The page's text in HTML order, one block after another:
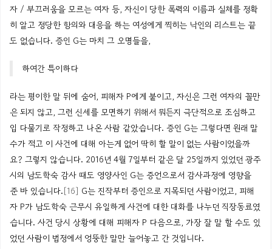
자 / 부끄러움을 모르는 여자 등, 자신이 당한 폭력의 이름과 실체를 정확
히 알고 정당한 항의와 대응을 하는 여성에게 찍히는 낙인의 리스트는 끝
도 없습니다. 증인 G는 마치 그 오명들을,
하여간 특이하다
라는 평이한 말 뒤에 숨어, 피해자 P에게 붙이고, 자신은 그런 여자의 꼴만
은 되지 않고, 그런 신세를 모면하기 위해서 뭐든지 극단적으로 조심하고
입 다물기로 작정하고 나온 사람 같았습니다. 증인 G는 그렇다면 원래 말
수가 적고 이 사건에 대해 아는게 없어 딱히 할 말이 없는 사람이었을까
요? 그렇지 않습니다. 2016년 4월 7일부터 같은 달 25일까지 있었던 광주
시의 남도학숙 감사 때도 영양사인 G는 증언으로서 감사과정에 영향을
준 바 있습니다.[16] G는 진작부터 증인으로 지목되던 사람이었고, 피해
자 P가 남도학숙 근무시 유일하게 사건에 대한 대화를 나누던 직장동료였
습니다. 사건 당시 상황에 대해 피해자 P 다음으로, 가장 잘 말 할 수도 있
었던 사람이 법정에서 엉뚱한 말만 늘어놓고 간 것입니다.